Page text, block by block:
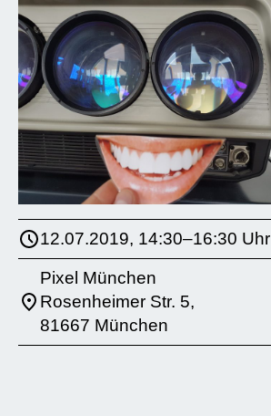
12.07.2019, 14:30–16:30 Uhr
Pixel München
Rosenheimer Str. 5,
81667 München